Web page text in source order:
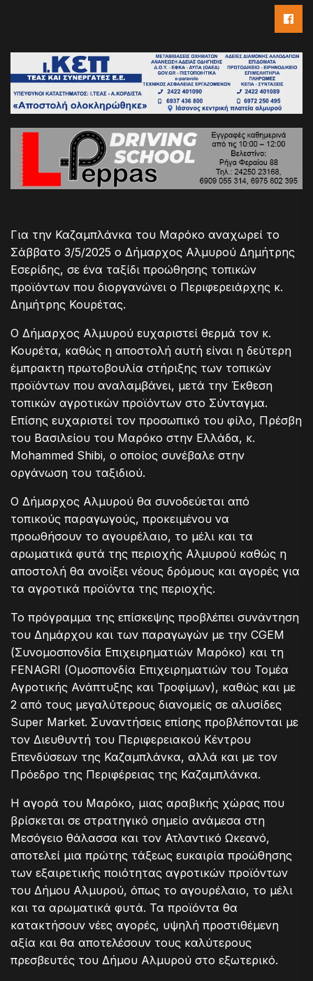
Για την Καζαμπλάνκα του Μαρόκο αναχωρεί το
Σάββατο 3/5/2025 ο Δήμαρχος Αλμυρού Δημήτρης
Εσερίδης, σε ένα ταξίδι προώθησης τοπικών
προϊόντων που διοργανώνει ο Περιφερειάρχης κ.
Δημήτρης Κουρέτας.
Ο Δήμαρχος Αλμυρού ευχαριστεί θερμά τον κ.
Κουρέτα, καθώς η αποστολή αυτή είναι η δεύτερη
έμπρακτη πρωτοβουλία στήριξης των τοπικών
προϊόντων που αναλαμβάνει, μετά την Έκθεση
τοπικών αγροτικών προϊόντων στο Σύνταγμα.
Επίσης ευχαριστεί τον προσωπικό του φίλο, Πρέσβη
του Βασιλείου του Μαρόκο στην Ελλάδα, κ.
Mohammed Shibi, ο οποίος συνέβαλε στην
οργάνωση του ταξιδιού.
Ο Δήμαρχος Αλμυρού θα συνοδεύεται από
τοπικούς παραγωγούς, προκειμένου να
προωθήσουν το αγουρέλαιο, το μέλι και τα
αρωματικά φυτά της περιοχής Αλμυρού καθώς η
αποστολή θα ανοίξει νέους δρόμους και αγορές για
τα αγροτικά προϊόντα της περιοχής.
Το πρόγραμμα της επίσκεψης προβλέπει συνάντηση
του Δημάρχου και των παραγωγών με την CGEM
(Συνομοσπονδία Επιχειρηματιών Μαρόκο) και τη
FENAGRI (Ομοσπονδία Επιχειρηματιών του Τομέα
Αγροτικής Ανάπτυξης και Τροφίμων), καθώς και με
2 από τους μεγαλύτερους διανομείς σε αλυσίδες
Super Market. Συναντήσεις επίσης προβλέπονται με
τον Διευθυντή του Περιφερειακού Κέντρου
Επενδύσεων της Καζαμπλάνκα, αλλά και με τον
Πρόεδρο της Περιφέρειας της Καζαμπλάνκα.
Η αγορά του Μαρόκο, μιας αραβικής χώρας που
βρίσκεται σε στρατηγικό σημείο ανάμεσα στη
Μεσόγειο θάλασσα και τον Ατλαντικό Ωκεανό,
αποτελεί μια πρώτης τάξεως ευκαιρία προώθησης
των εξαιρετικής ποιότητας αγροτικών προϊόντων
του Δήμου Αλμυρού, όπως το αγουρέλαιο, το μέλι
και τα αρωματικά φυτά. Τα προϊόντα θα
κατακτήσουν νέες αγορές, υψηλή προστιθέμενη
αξία και θα αποτελέσουν τους καλύτερους
πρεσβευτές του Δήμου Αλμυρού στο εξωτερικό.